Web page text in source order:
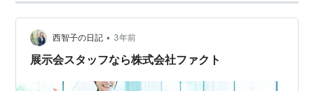
西智子の日記 • 3年前
展示会スタッフなら株式会社ファクト